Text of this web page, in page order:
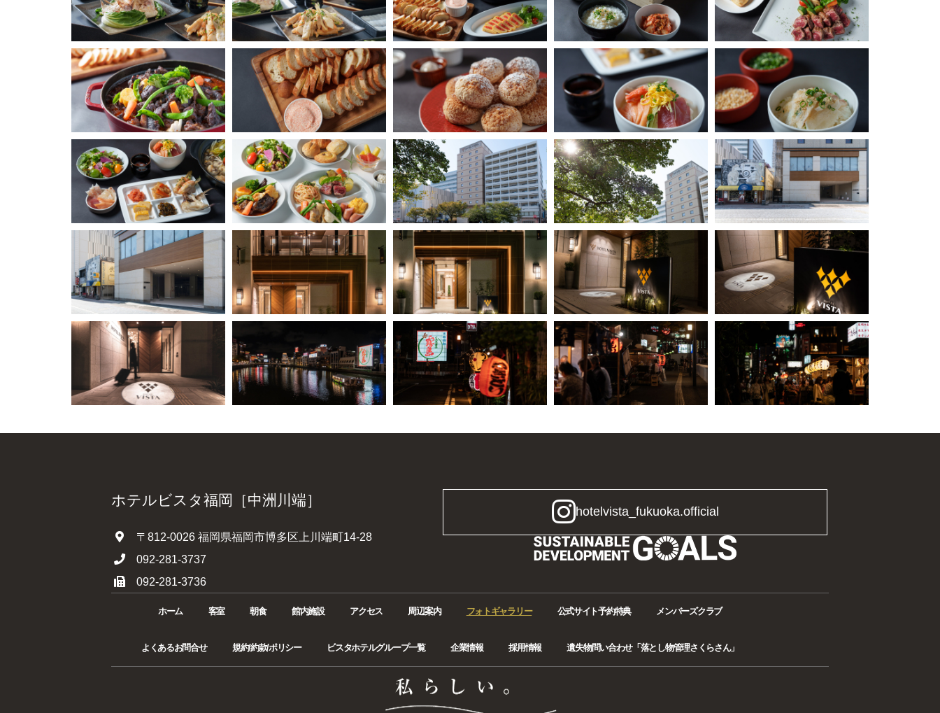
ホテルビスタ福岡［中洲川端］
〒812-0026 福岡県福岡市博多区上川端町14-28
092-281-3737
092-281-3736
hotelvista_fukuoka.official
ホーム 客室 朝食 館内施設 アクセス 周辺案内 フォトギャラリー 公式サイト予約特典 メンバーズクラブ
よくあるお問合せ 規約/約款/ポリシー ビスタホテルグループ一覧 企業情報 採用情報 遺失物問い合わせ「落とし物管理さくらさん」